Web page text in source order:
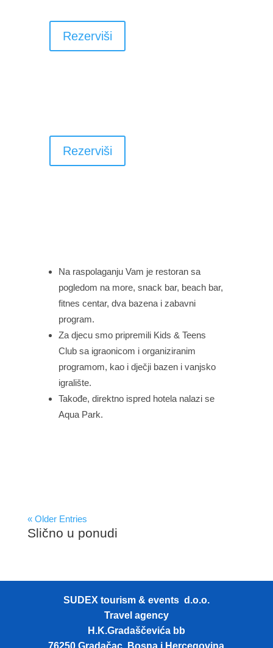
Rezerviši
Rezerviši
Na raspolaganju Vam je restoran sa
pogledom na more, snack bar, beach bar,
fitnes centar, dva bazena i zabavni
program.
Za djecu smo pripremili Kids & Teens
Club sa igraonicom i organiziranim
programom, kao i dječji bazen i vanjsko
igralište.
Takođe, direktno ispred hotela nalazi se
Aqua Park.
« Older Entries
Slično u ponudi
SUDEX tourism & events d.o.o.
Travel agency
H.K.Gradaščevića bb
76250 Gradačac, Bosna i Hercegovina